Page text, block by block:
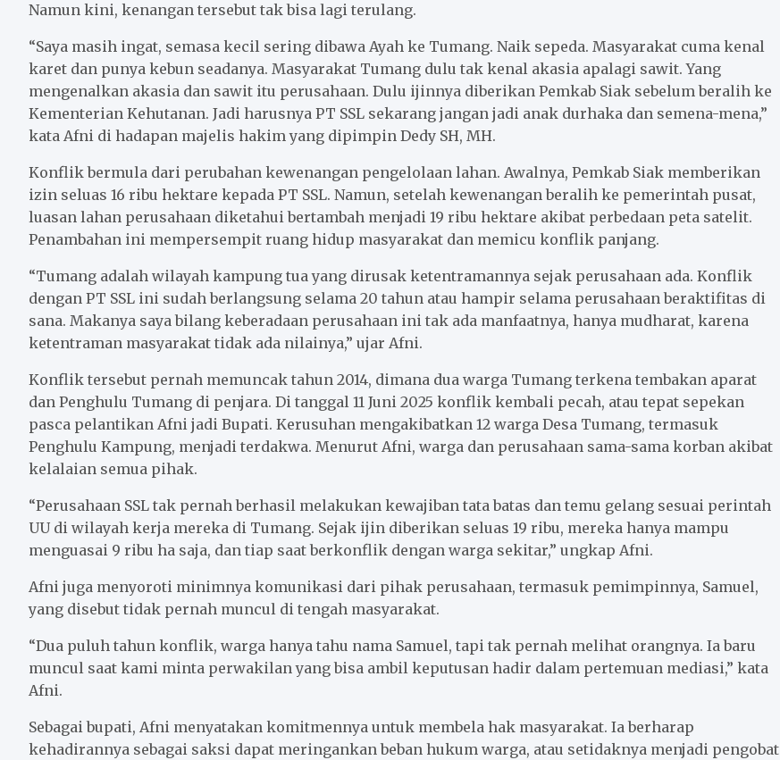
Namun kini, kenangan tersebut tak bisa lagi terulang.
“Saya masih ingat, semasa kecil sering dibawa Ayah ke Tumang. Naik sepeda. Masyarakat cuma kenal
karet dan punya kebun seadanya. Masyarakat Tumang dulu tak kenal akasia apalagi sawit. Yang
mengenalkan akasia dan sawit itu perusahaan. Dulu ijinnya diberikan Pemkab Siak sebelum beralih ke
Kementerian Kehutanan. Jadi harusnya PT SSL sekarang jangan jadi anak durhaka dan semena-mena,”
kata Afni di hadapan majelis hakim yang dipimpin Dedy SH, MH.
Konflik bermula dari perubahan kewenangan pengelolaan lahan. Awalnya, Pemkab Siak memberikan
izin seluas 16 ribu hektare kepada PT SSL. Namun, setelah kewenangan beralih ke pemerintah pusat,
luasan lahan perusahaan diketahui bertambah menjadi 19 ribu hektare akibat perbedaan peta satelit.
Penambahan ini mempersempit ruang hidup masyarakat dan memicu konflik panjang.
“Tumang adalah wilayah kampung tua yang dirusak ketentramannya sejak perusahaan ada. Konflik
dengan PT SSL ini sudah berlangsung selama 20 tahun atau hampir selama perusahaan beraktifitas di
sana. Makanya saya bilang keberadaan perusahaan ini tak ada manfaatnya, hanya mudharat, karena
ketentraman masyarakat tidak ada nilainya,” ujar Afni.
Konflik tersebut pernah memuncak tahun 2014, dimana dua warga Tumang terkena tembakan aparat
dan Penghulu Tumang di penjara. Di tanggal 11 Juni 2025 konflik kembali pecah, atau tepat sepekan
pasca pelantikan Afni jadi Bupati. Kerusuhan mengakibatkan 12 warga Desa Tumang, termasuk
Penghulu Kampung, menjadi terdakwa. Menurut Afni, warga dan perusahaan sama-sama korban akibat
kelalaian semua pihak.
“Perusahaan SSL tak pernah berhasil melakukan kewajiban tata batas dan temu gelang sesuai perintah
UU di wilayah kerja mereka di Tumang. Sejak ijin diberikan seluas 19 ribu, mereka hanya mampu
menguasai 9 ribu ha saja, dan tiap saat berkonflik dengan warga sekitar,” ungkap Afni.
Afni juga menyoroti minimnya komunikasi dari pihak perusahaan, termasuk pemimpinnya, Samuel,
yang disebut tidak pernah muncul di tengah masyarakat.
“Dua puluh tahun konflik, warga hanya tahu nama Samuel, tapi tak pernah melihat orangnya. Ia baru
muncul saat kami minta perwakilan yang bisa ambil keputusan hadir dalam pertemuan mediasi,” kata
Afni.
Sebagai bupati, Afni menyatakan komitmennya untuk membela hak masyarakat. Ia berharap
kehadirannya sebagai saksi dapat meringankan beban hukum warga, atau setidaknya menjadi pengobat